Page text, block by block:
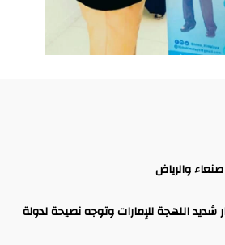
والرياض
شديد اللهجة للإمارات وتوجه نصيحة لدولة